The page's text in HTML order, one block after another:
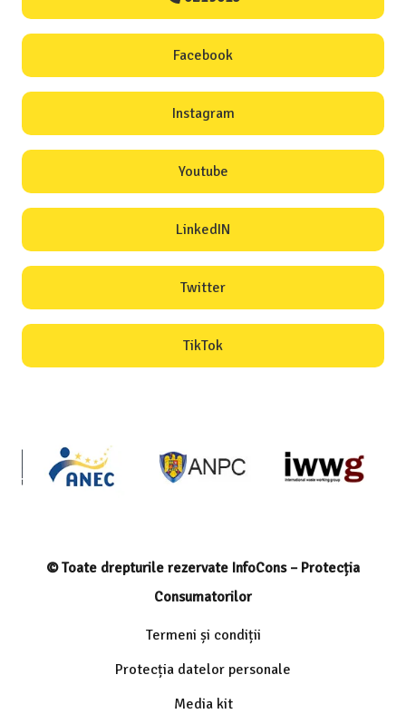
Facebook
Instagram
Youtube
LinkedIN
Twitter
TikTok
© Toate drepturile rezervate InfoCons – Protecția
Consumatorilor
Termeni și condiții
Protecția datelor personale
Media kit